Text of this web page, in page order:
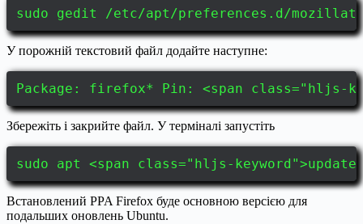
sudo gedit /etc/apt/preferences.d/
У порожній текстовий файл додайте наступне:
Package: firefox* Pin: <span class="hljs-
Збережіть і закрийте файл. У терміналі запустіть
sudo apt <span class="hljs-
Встановлений PPA Firefox буде основною версією для
подальших оновлень Ubuntu.